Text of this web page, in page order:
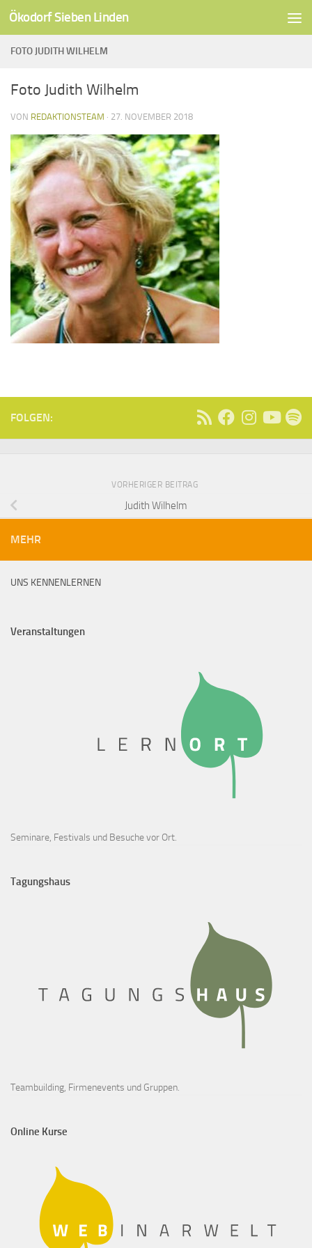
Unter dem Inhalt
Ökodorf Sieben Linden
FOTO JUDITH WILHELM
Foto Judith Wilhelm
VON REDAKTIONSTEAM · 27. NOVEMBER 2018
FOLGEN:
VORHERIGER BEITRAG
Judith Wilhelm
MEHR
UNS KENNENLERNEN
Veranstaltungen
Seminare, Festivals und Besuche vor Ort.
Tagungshaus
Teambuilding, Firmenevents und Gruppen.
Online Kurse